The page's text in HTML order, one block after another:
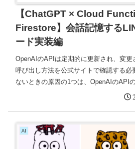
【ChatGPT × Cloud
Firestore】会話記憶する
ード実装編
OpenAIのAPIは定期的に更新され、変更
呼び出し方法を公式サイトで確認する必
ないときの原因の1つは、OpenAIのAPI
る。Chat Completionsで返ってくるオ
AI